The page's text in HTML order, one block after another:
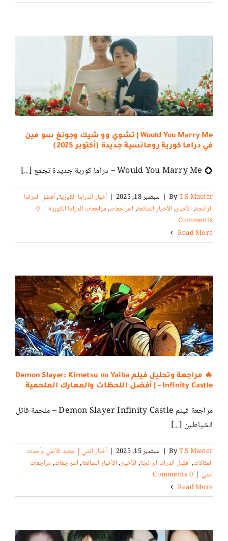
Would You Marry Me | تشوي وو شيك وجونغ سو مين
في دراما كورية رومانسية جديدة (أكتوبر 2025)
💍 Would You Marry Me – دراما كورية جديدة تجمع [...]
ByT.S Master
| سبتمبر 18, 2025 | أخبار الدراما الكورية,أفضل الدراما
الرائجة,الأخبار,الأخبار الشائعة,المراجعات,مراجعات الدراما الكورية |
0
Comments
Read More
🔥 مراجعة وتحليل فيلم Demon Slayer: Kimetsu no Yaiba
– Infinity Castle | أفضل اللحظات والمعارك الملحمية
مراجعة فيلم Demon Slayer Infinity Castle – ملحمة قاتل
الشياطين [...]
ByT.S Master
| سبتمبر 15, 2025 | أخبار انمي | جديد الأنمي وأحدث
المقالات,أفضل الدراما الرائجة,الأخبار,الأخبار الشائعة,المراجعات,مراجعات
انمي |
0 Comments
Read More